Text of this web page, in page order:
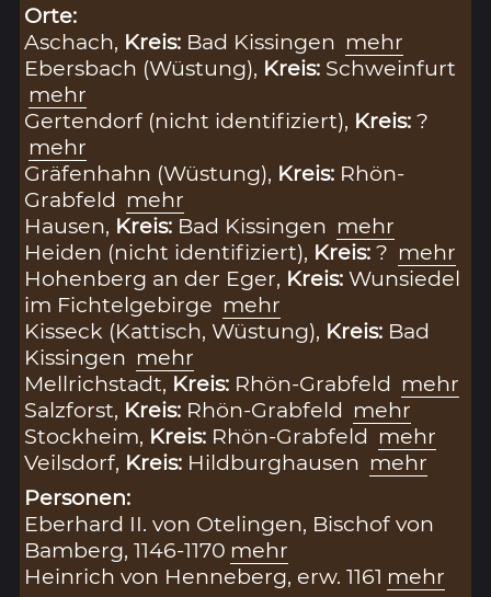
Orte:
Aschach, Kreis: Bad Kissingen mehr
Ebersbach (Wüstung), Kreis: Schweinfurt
mehr
Gertendorf (nicht identifiziert), Kreis:?
mehr
Gräfenhahn (Wüstung), Kreis: Rhön-
Grabfeld mehr
Hausen, Kreis: Bad Kissingen mehr
Heiden (nicht identifiziert), Kreis:? mehr
Hohenberg an der Eger, Kreis:Wunsiedel
im Fichtelgebirge mehr
Kisseck (Kattisch, Wüstung), Kreis: Bad
Kissingen mehr
Mellrichstadt, Kreis: Rhön-Grabfeld mehr
Salzforst, Kreis: Rhön-Grabfeld mehr
Stockheim, Kreis: Rhön-Grabfeld mehr
Veilsdorf, Kreis: Hildburghausen mehr
Personen:
Eberhard II. von Otelingen, Bischof von
Bamberg, 1146-1170 mehr
Heinrich von Henneberg, erw. 1161 mehr